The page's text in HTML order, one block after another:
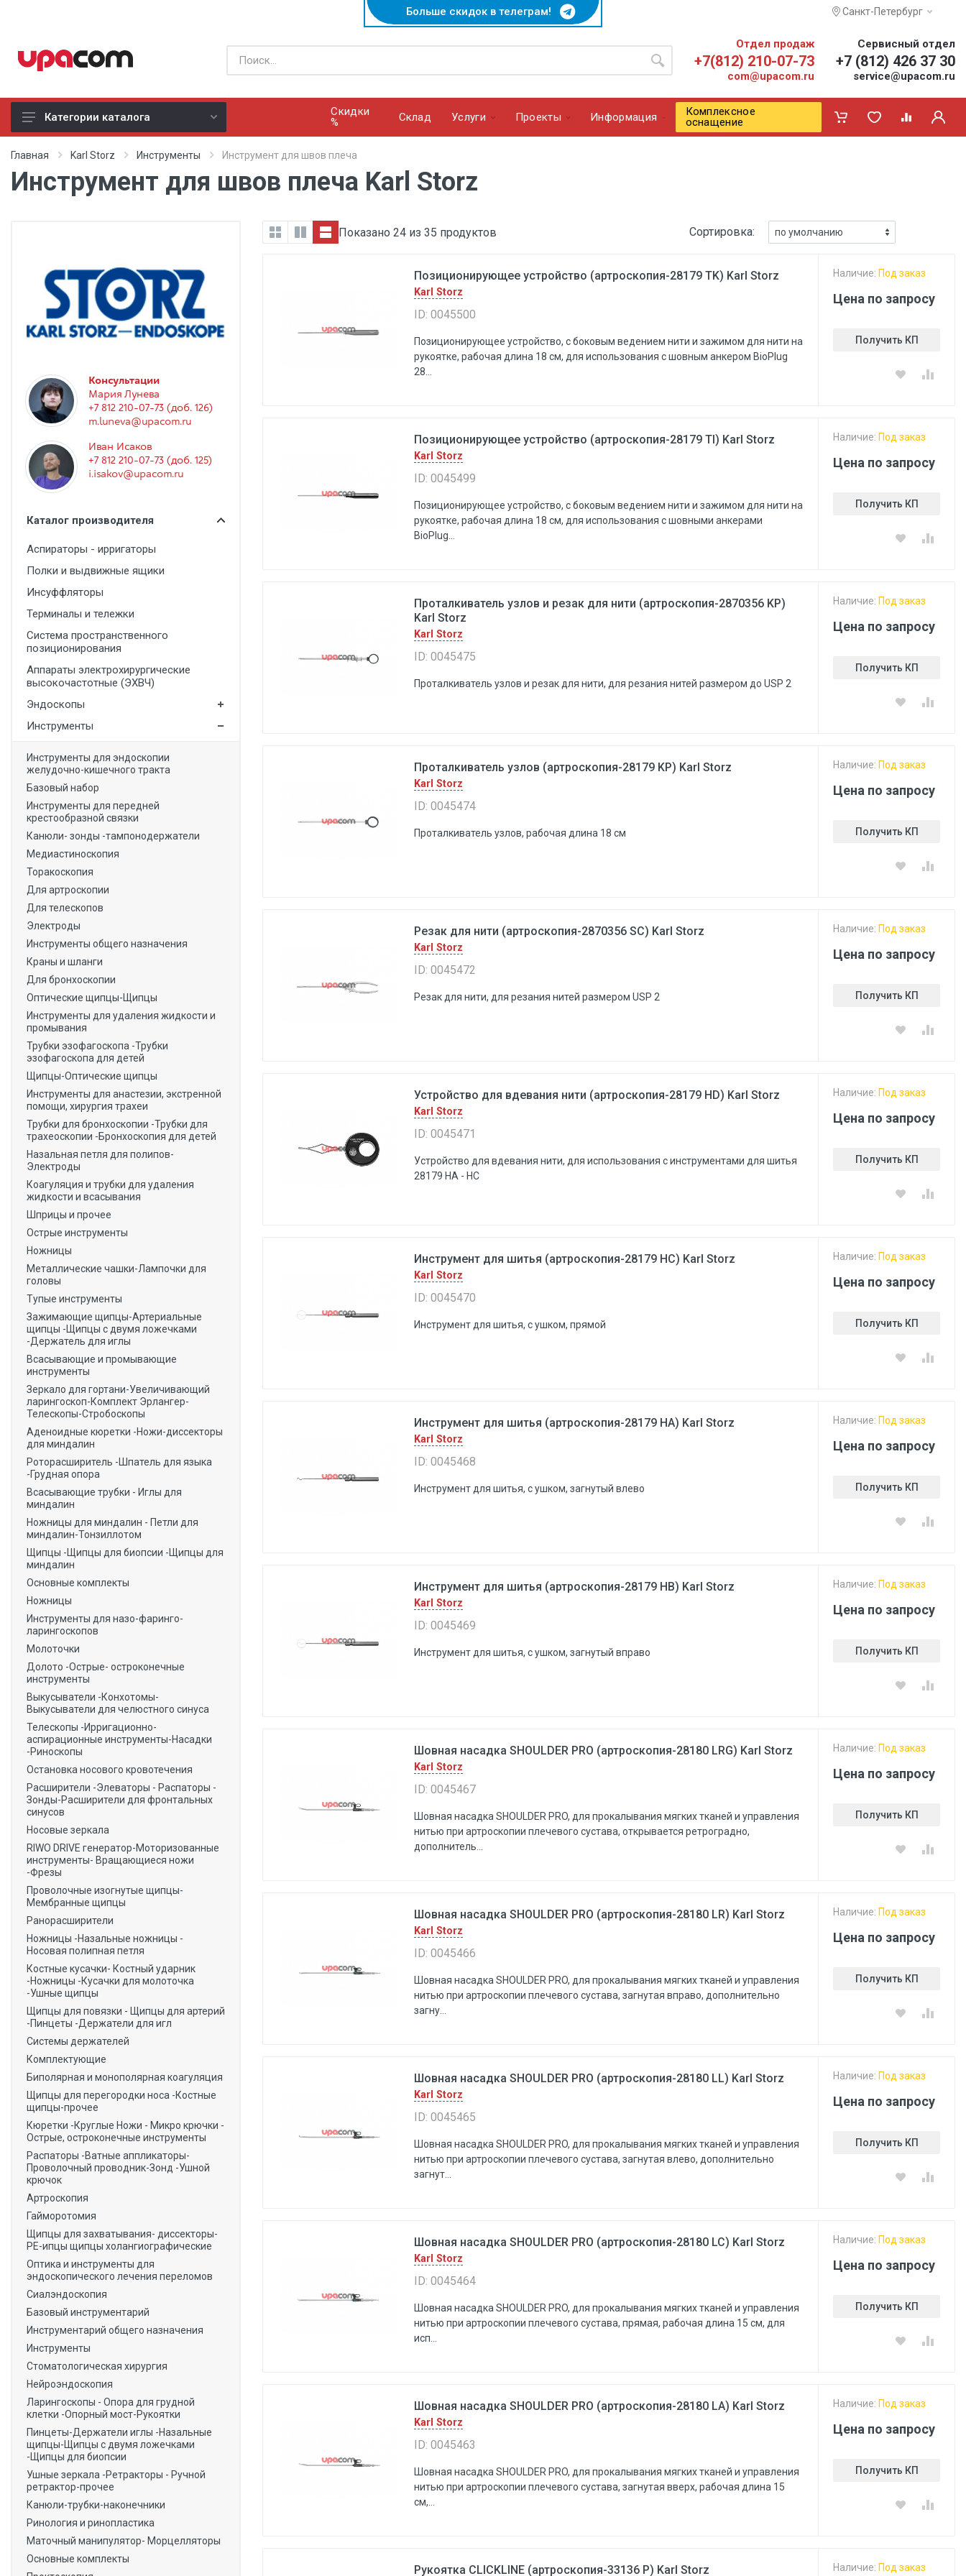
Больше скидок в телеграм! Санкт-Петербург
Отдел продаж
+7(812) 210-07-73
com@upacom.ru
Сервисный отдел
+7 (812) 426 37 30
service@upacom.ru
Б/У оборудование
Все производители
Неонатология
Хирургия
Гинекология
Функциональная диагностика
Офтальмология
Урология
Дезинфекция и стерилизация
Лучевая диагностика
Расходные материалы
Оториноларингология
Стоматологическое оборудование
Лабораторное оборудование
Оборудование для скорой помощи
Медицинские мониторы
Ортопедические товары
Косметология
Категории каталога
Скидки
%
Cклад Услуги Проекты Информация
Комплексное
оснащение
Главная Karl Storz Инструменты Инструмент для швов плеча
Инструмент для швов плеча Karl Storz
Консультации
Мария Лунева
+7 812 210-07-73 (доб. 126)
m.luneva@upacom.ru
Иван Исаков
+7 812 210-07-73 (доб. 125)
i.isakov@upacom.ru
Каталог производителя
Аспираторы - ирригаторы
Полки и выдвижные ящики
Инсуффляторы
Терминалы и тележки
Система пространственного
позиционирования
Аппараты электрохирургические
высокочастотные (ЭХВЧ)
Эндоскопы
Инструменты
Инструменты для эндоскопии
желудочно-кишечного тракта
Базовый набор
Инструменты для передней
крестообразной связки
Канюли- зонды -тампонодержатели
Медиастиноскопия
Торакоскопия
Для артроскопии
Для телескопов
Электроды
Инструменты общего назначения
Краны и шланги
Для бронхоскопии
Оптические щипцы-Щипцы
Инструменты для удаления жидкости и
промывания
Трубки эзофагоскопа -Трубки
эзофагоскопа для детей
Щипцы-Оптические щипцы
Инструменты для анастезии, экстренной
помощи, хирургия трахеи
Трубки для бронхоскопии -Трубки для
трахеоскопии -Бронхоскопия для детей
Назальная петля для полипов-
Электроды
Коагуляция и трубки для удаления
жидкости и всасывания
Шприцы и прочее
Острые инструменты
Ножницы
Металлические чашки-Лампочки для
головы
Тупые инструменты
Зажимающие щипцы-Артериальные
щипцы -Щипцы с двумя ложечками
-Держатель для иглы
Всасывающие и промывающие
инструменты
Зеркало для гортани-Увеличивающий
ларингоскоп-Комплект Эрлангер-
Телескопы-Стробоскопы
Аденоидные кюретки -Ножи-диссекторы
для миндалин
Роторасширитель -Шпатель для языка
-Грудная опора
Всасывающие трубки - Иглы для
миндалин
Ножницы для миндалин - Петли для
миндалин-Тонзиллотом
Щипцы -Щипцы для биопсии -Щипцы для
миндалин
Основные комплекты
Ножницы
Инструменты для назо-фаринго-
ларингоскопов
Молоточки
Долото -Острые- остроконечные
инструменты
Выкусыватели -Конхотомы-
Выкусыватели для челюстного синуса
Телескопы -Ирригационно-
аспирационные инструменты-Насадки
-Риноскопы
Остановка носового кровотечения
Расширители -Элеваторы - Распаторы -
Зонды-Расширители для фронтальных
синусов
Носовые зеркала
RIWO DRIVE генератор-Моторизованные
инструменты- Вращающиеся ножи
-Фрезы
Проволочные изогнутые щипцы-
Мембранные щипцы
Ранорасширители
Ножницы -Назальные ножницы -
Носовая полипная петля
Костные кусачки- Костный ударник
-Ножницы -Кусачки для молоточка
-Ушные щипцы
Щипцы для повязки - Щипцы для артерий
-Пинцеты -Держатели для игл
Системы держателей
Комплектующие
Биполярная и монополярная коагуляция
Щипцы для перегородки носа -Костные
щипцы-прочее
Кюретки -Круглые Ножи - Микро крючки -
Острые, остроконечные инструменты
Распаторы -Ватные аппликаторы-
Проволочный проводник-Зонд -Ушной
крючок
Артроскопия
Гайморотомия
Щипцы для захватывания- диссекторы-
РЕ-ипцы щипцы холангиографические
Оптика и инструменты для
эндоскопического лечения переломов
Сиалэндоскопия
Базовый инструментарий
Инструментарий общего назначения
Инструменты
Стоматологическая хирургия
Нейроэндоскопия
Ларингоскопы - Опора для грудной
клетки -Опорный мост-Рукоятки
Пинцеты-Держатели иглы -Назальные
щипцы-Щипцы с двумя ложечками
-Щипцы для биопсии
Ушные зеркала -Ретракторы - Ручной
ретрактор-прочее
Канюли-трубки-наконечники
Ринология и ринопластика
Маточный манипулятор- Морцелляторы
Основные комплекты
Показано 24 из 35 продуктов Сортировка:
Позиционирующее устройство (артроскопия-28179 TK) Karl Storz
Karl Storz
ID: 0045500
Позиционирующее устройство, с боковым ведением нити и зажимом для нити на
рукоятке, рабочая длина 18 см, для использования с шовным анкером BioPlug
28...
Наличие: Под заказ
Цена по запросу
Получить КП
Позиционирующее устройство (артроскопия-28179 TI) Karl Storz
Karl Storz
ID: 0045499
Позиционирующее устройство, с боковым ведением нити и зажимом для нити на
рукоятке, рабочая длина 18 см, для использования с шовными анкерами
BioPlug...
Наличие: Под заказ
Цена по запросу
Получить КП
Проталкиватель узлов и резак для нити (артроскопия-2870356 KP)
Karl Storz
Karl Storz
ID: 0045475
Проталкиватель узлов и резак для нити, для резания нитей размером до USP 2
Наличие: Под заказ
Цена по запросу
Получить КП
Проталкиватель узлов (артроскопия-28179 KP) Karl Storz
Karl Storz
ID: 0045474
Проталкиватель узлов, рабочая длина 18 см
Наличие: Под заказ
Цена по запросу
Получить КП
Резак для нити (артроскопия-2870356 SC) Karl Storz
Karl Storz
ID: 0045472
Резак для нити, для резания нитей размером USP 2
Наличие: Под заказ
Цена по запросу
Получить КП
Устройство для вдевания нити (артроскопия-28179 HD) Karl Storz
Karl Storz
ID: 0045471
Устройство для вдевания нити, для использования с инструментами для шитья
28179 НА - НС
Наличие: Под заказ
Цена по запросу
Получить КП
Инструмент для шитья (артроскопия-28179 HC) Karl Storz
Karl Storz
ID: 0045470
Инструмент для шитья, с ушком, прямой
Наличие: Под заказ
Цена по запросу
Получить КП
Инструмент для шитья (артроскопия-28179 HA) Karl Storz
Karl Storz
ID: 0045468
Инструмент для шитья, с ушком, загнутый влево
Наличие: Под заказ
Цена по запросу
Получить КП
Инструмент для шитья (артроскопия-28179 HB) Karl Storz
Karl Storz
ID: 0045469
Инструмент для шитья, с ушком, загнутый вправо
Наличие: Под заказ
Цена по запросу
Получить КП
Шовная насадка SHOULDER PRO (артроскопия-28180 LRG) Karl Storz
Karl Storz
ID: 0045467
Шовная насадка SHOULDER PRO, для прокалывания мягких тканей и управления
нитью при артроскопии плечевого сустава, открывается ретроградно,
дополнитель...
Наличие: Под заказ
Цена по запросу
Получить КП
Шовная насадка SHOULDER PRO (артроскопия-28180 LR) Karl Storz
Karl Storz
ID: 0045466
Шовная насадка SHOULDER PRO, для прокалывания мягких тканей и управления
нитью при артроскопии плечевого сустава, загнутая вправо, дополнительно
загну...
Наличие: Под заказ
Цена по запросу
Получить КП
Шовная насадка SHOULDER PRO (артроскопия-28180 LL) Karl Storz
Karl Storz
ID: 0045465
Шовная насадка SHOULDER PRO, для прокалывания мягких тканей и управления
нитью при артроскопии плечевого сустава, загнутая влево, дополнительно
загнут...
Наличие: Под заказ
Цена по запросу
Получить КП
Шовная насадка SHOULDER PRO (артроскопия-28180 LC) Karl Storz
Karl Storz
ID: 0045464
Шовная насадка SHOULDER PRO, для прокалывания мягких тканей и управления
нитью при артроскопии плечевого сустава, прямая, рабочая длина 15 см, для
исп...
Наличие: Под заказ
Цена по запросу
Получить КП
Шовная насадка SHOULDER PRO (артроскопия-28180 LA) Karl Storz
Karl Storz
ID: 0045463
Шовная насадка SHOULDER PRO, для прокалывания мягких тканей и управления
нитью при артроскопии плечевого сустава, загнутая вверх, рабочая длина 15
см,...
Наличие: Под заказ
Цена по запросу
Получить КП
Рукоятка CLICKLINE (артроскопия-33136 P) Karl Storz Наличие: Под заказ